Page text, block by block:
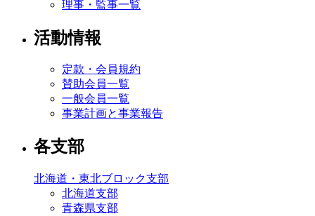
理事・監事一覧
活動情報
定款・会員規約
賛助会員一覧
一般会員一覧
事業計画と事業報告
各支部
北海道・東北ブロック支部
北海道支部
青森県支部